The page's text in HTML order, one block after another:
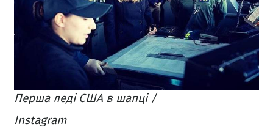
Перша леді США в шапці /
Instagram